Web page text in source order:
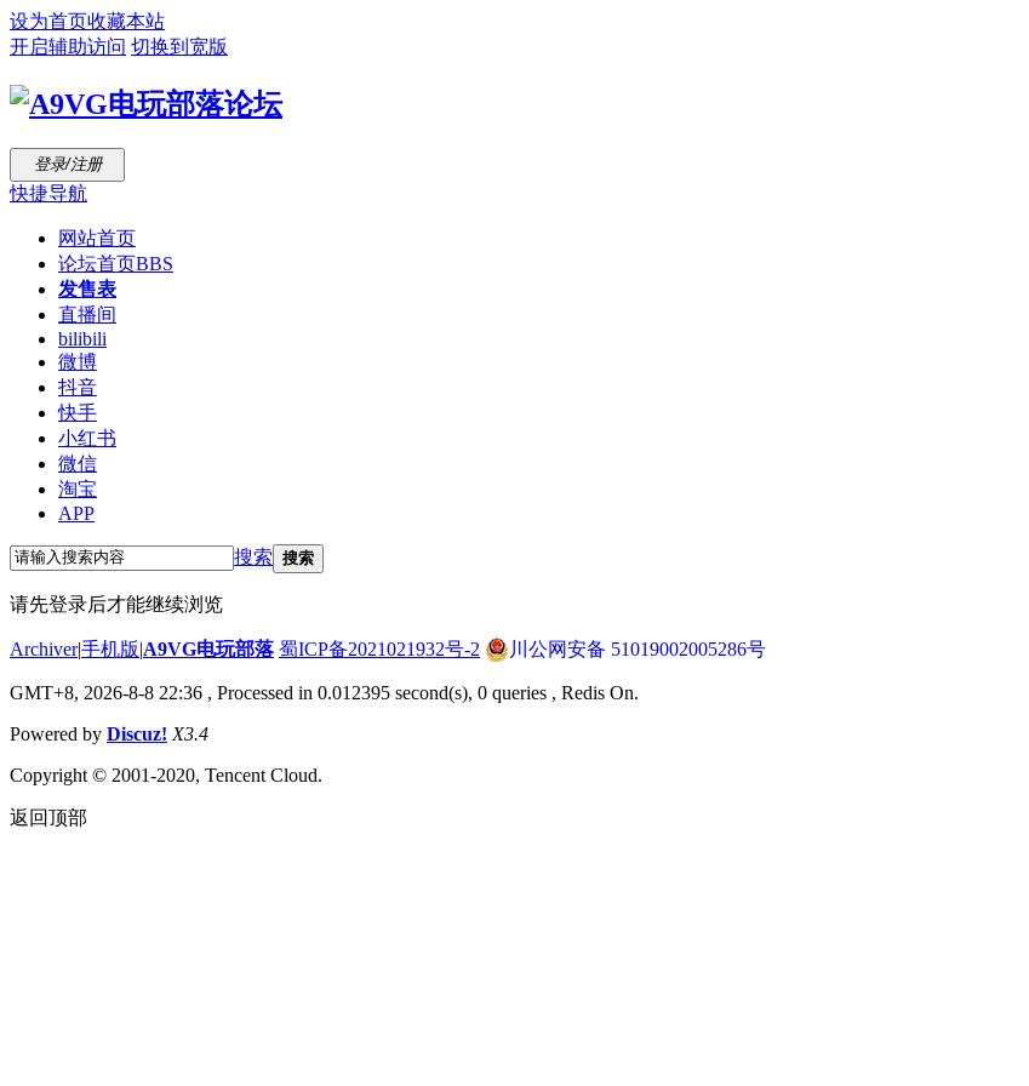
设为首页收藏本站
开启辅助访问 切换到宽版
登录/注册
快捷导航
网站首页
论坛首页BBS
发售表
直播间
bilibili
微博
抖音
快手
小红书
微信
淘宝
APP
搜索 搜索
请先登录后才能继续浏览
Archiver|手机版|A9VG电玩部落 蜀ICP备2021021932号-2 川公网安备 51019002005286号
GMT+8, 2026-8-8 22:36 , Processed in 0.012395 second(s), 0 queries , Redis On.
Powered by Discuz! X3.4
Copyright © 2001-2020, Tencent Cloud.
返回顶部